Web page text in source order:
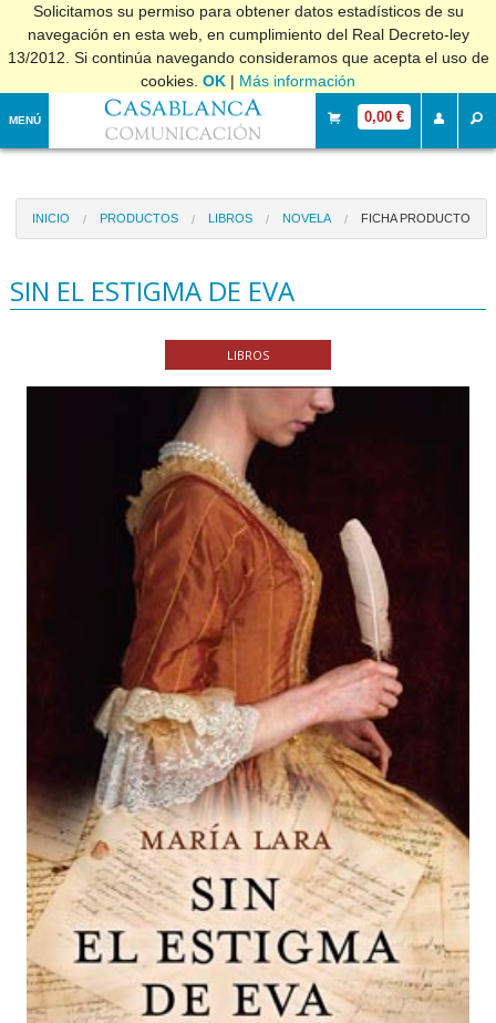
Solicitamos su permiso para obtener datos estadísticos de su
navegación en esta web, en cumplimiento del Real Decreto-ley
13/2012. Si continúa navegando consideramos que acepta el uso de
cookies. OK | Más información
MENÚ 0,00 €
INICIO PRODUCTOS LIBROS NOVELA FICHA PRODUCTO
SIN EL ESTIGMA DE EVA
LIBROS